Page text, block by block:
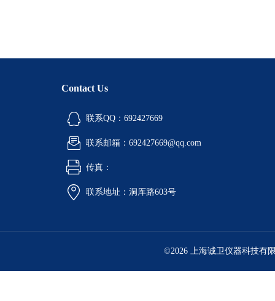
Contact Us
联系QQ：692427669
联系邮箱：692427669@qq.com
传真：
联系地址：洞厍路603号
©2026 上海诚卫仪器科技有